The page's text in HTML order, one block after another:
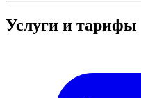
Услуги и тарифы